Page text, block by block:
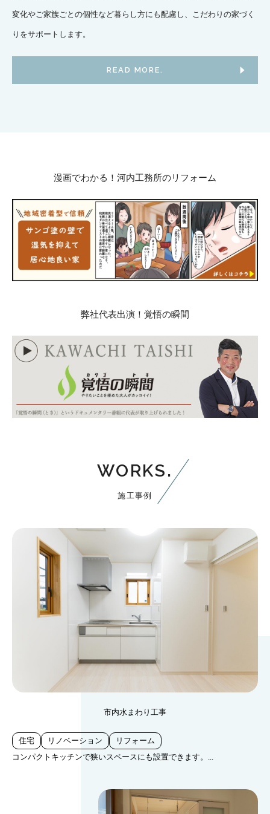
変化やご家族ごとの個性など暮らし方にも配慮し、こだわりの家づく
りをサポートします。
READ MORE.
漫画でわかる！河内工務所のリフォーム
弊社代表出演！覚悟の瞬間
WORKS.
施工事例
市内水まわり工事
住宅 リノベーション
リフォーム
コンパクトキッチンで狭いスペースにも設置できます。...